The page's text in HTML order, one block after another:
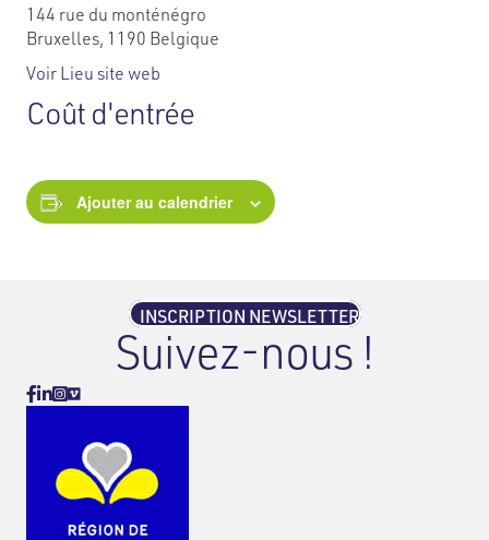
144 rue du monténégro
Bruxelles, 1190 Belgique
Voir Lieu site web
Coût d'entrée
Ajouter au calendrier
INSCRIPTION NEWSLETTER
Suivez-nous !
Facebook
Linkedin
Instagram
Vimeo